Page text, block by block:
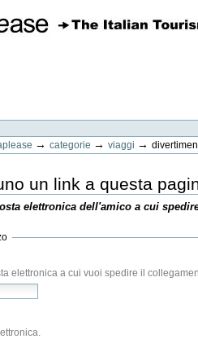
→ categorie → viaggi →
un link a questa
elettronica dell'amico a cui
elettronica a cui vuoi spedire il